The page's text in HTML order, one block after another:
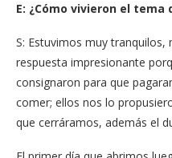
E: ¿Cómo vivieron el tema
S: Estuvimos muy
respuesta impresionante
consignaron para que
comer; ellos nos lo
que cerráramos, además el